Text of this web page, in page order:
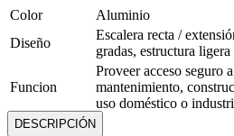
Color
Aluminio
Diseño
Escalera recta /
gradas, estructura
Funcion
Proveer acceso seguro
mantenimiento,
uso doméstico o
DESCRIPCIÓN